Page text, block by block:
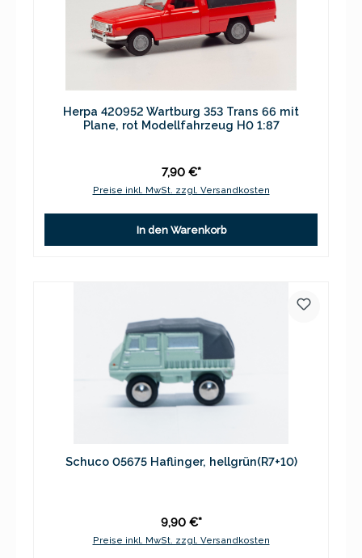
Herpa 420952 Wartburg 353 Trans 66 mit
Plane, rot Modellfahrzeug H0 1:87
7,90 €*
Preise inkl. MwSt. zzgl. Versandkosten
In den Warenkorb
Schuco 05675 Haflinger, hellgrün(R7+10)
9,90 €*
Preise inkl. MwSt. zzgl. Versandkosten